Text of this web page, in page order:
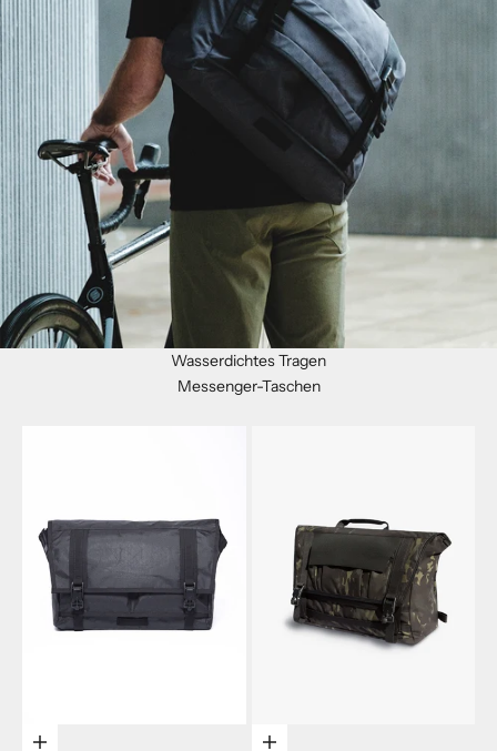
Wasserdichtes Tragen
Messenger-Taschen
Optionen wählen Optionen wählen